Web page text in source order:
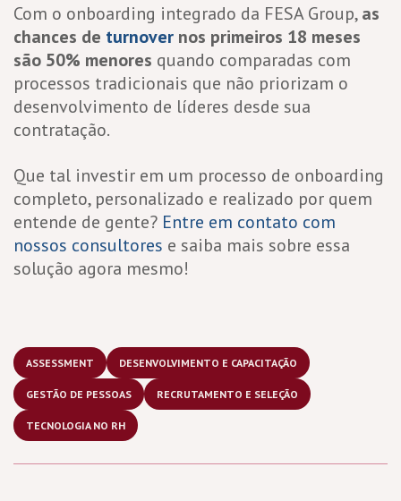
Com o onboarding integrado da FESA Group,as
chances de turnover nos primeiros 18 meses
são 50% menores quando comparadas com
processos tradicionais que não priorizam o
desenvolvimento de líderes desde sua
contratação.
Que tal investir em um processo de onboarding
completo, personalizado e realizado por quem
entende de gente? Entre em contato com
nossos consultores e saiba mais sobre essa
solução agora mesmo!
ASSESSMENT DESENVOLVIMENTO E CAPACITAÇÃO
GESTÃO DE PESSOAS RECRUTAMENTO E SELEÇÃO
TECNOLOGIA NO RH